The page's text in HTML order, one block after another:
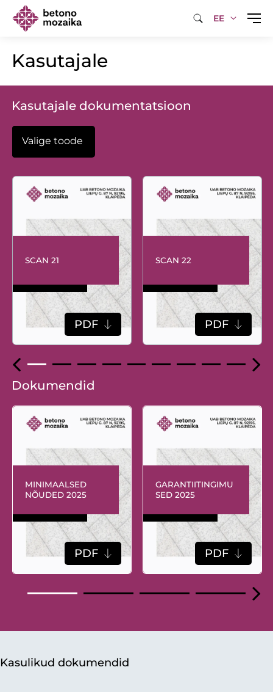
EE
Kasutajale
Kasutajale dokumentatsioon
SCAN 21
PDF
SCAN 22
PDF
Dokumendid
MINIMAALSED
NÕUDED 2025
PDF
GARANTIITINGIMU
SED 2025
PDF
Kasulikud dokumendid